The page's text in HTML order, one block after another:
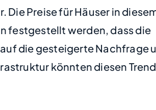
Preise für Häuser in
festgestellt werden, dass die
die gesteigerte Nachfrage
könnten diesen